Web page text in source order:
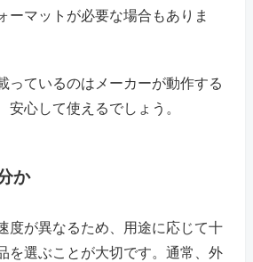
ーマットが必要な場合もありま
っているのはメーカーが動作する
安心して使えるでしょう。
か
度が異なるため、用途に応じて十
を選ぶことが大切です。通常、外